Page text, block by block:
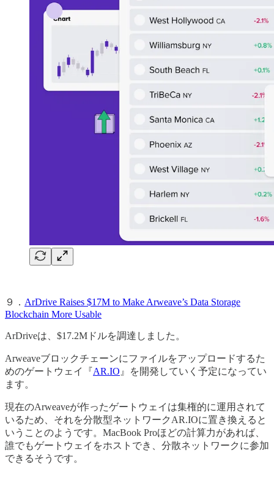
９． ArDrive Raises $17M to Make Arweave’s Data Storage
Blockchain More Usable
ArDriveは、$17.2Mドルを調達しました。
Arweaveブロックチェーンにファイルをアップロードするた
めのゲートウェイ『AR.IO 』を開発していく予定になってい
ます。
現在のArweaveが作ったゲートウェイは集権的に運用されて
いるため、それを分散型ネットワークAR.IOに置き換えると
いうことのようです。MacBook Proほどの計算力があれば、
誰でもゲートウェイをホストでき、分散ネットワークに参加
できるそうです。